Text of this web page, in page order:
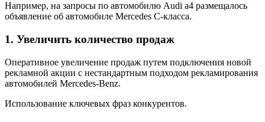
Например, на запросы по автомобилю Audi a4 размещалось
объявление об автомобиле Mercedes С-класса.
1. Увеличить количество продаж
Оперативное увеличение продаж путем подключения новой
рекламной акции с нестандартным подходом рекламирования
автомобилей Mercedes-Benz.
Использование ключевых фраз конкурентов.